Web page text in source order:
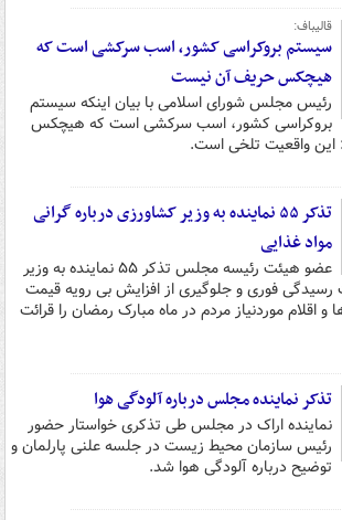
قالیباف:
سیستم بروکراسی کشور، اسب سرکشی است که
هیچکس حریف آن نیست
رئیس مجلس شورای اسلامی با بیان اینکه سیستم
بروکراسی کشور، اسب سرکشی است که هیچکس
واقعیت تلخی است.
تذکر ۵۵ نماینده به وزیر کشاورزی درباره گرانی
مواد غذایی
عضو هیئت رئیسه مجلس تذکر ۵۵ نماینده به وزیر
رسیدگی فوری و جلوگیری از افزایش بی رویه قیمت
و اقلام موردنیاز مردم در ماه مبارک رمضان را قرائت
تذکر نماینده مجلس درباره آلودگی هوا
نماینده اراک در مجلس طی تذکری خواستار حضور
رئیس سازمان محیط زیست در جلسه علنی پارلمان و
توضیح درباره آلودگی هوا شد.